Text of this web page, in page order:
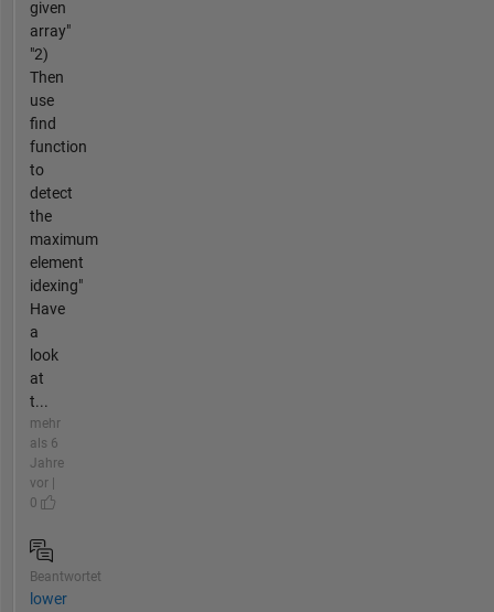
given
array"
"2)
Then
use
find
function
to
detect
the
maximum
element
idexing"
Have
a
look
at
t...
mehr
als 6
Jahre
vor |
0
Beantwortet
lower